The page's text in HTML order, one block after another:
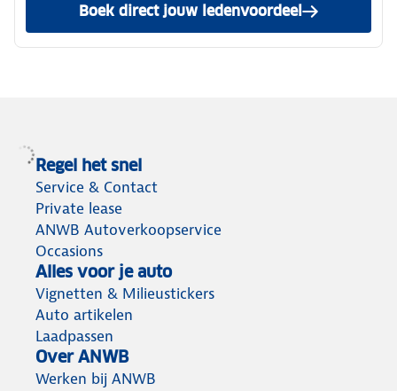
Boek direct jouw ledenvoordeel
Regel het snel
Service & Contact
Private lease
ANWB Autoverkoopservice
Occasions
Alles voor je auto
Vignetten & Milieustickers
Auto artikelen
Laadpassen
Over ANWB
Werken bij ANWB